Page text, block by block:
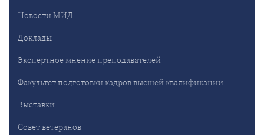
Новости МИД
Доклады
Экспертное мнение преподавателей
Факультет подготовки кадров высшей квалификации
Выставки
Совет ветеранов